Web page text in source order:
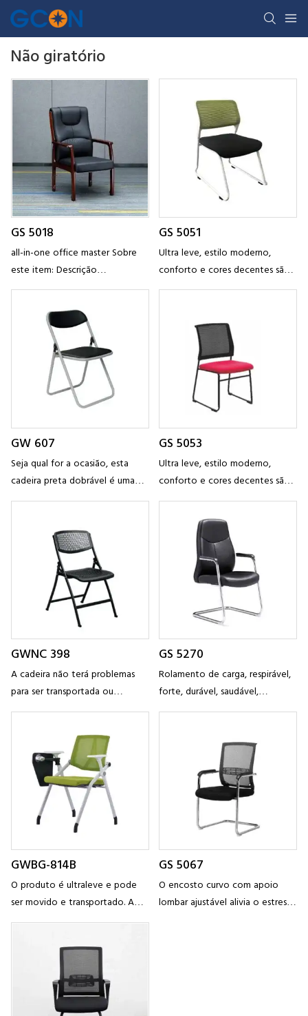
Não giratório
GS 5018
all-in-one office master Sobre
este item: Descrição
Especificações Número do
635W×715D×1020H Cor Preto &
Vermelho Noz Material da capa
GS 5051
Ultra leve, estilo moderno,
conforto e cores decentes são
as principais características da
fabricado com estofamento
com estrutura de metal forte
para escritório,
GW 607
Seja qual for a ocasião, esta
cadeira preta dobrável é uma
maravilha multifuncional. Ideal
escolas, câmaras municipais e
secretárias, é
GS 5053
Ultra leve, estilo moderno,
conforto e cores decentes são
as principais características da
cadeira acolchoada de material
fabricado com estofamento
com estrutura de metal forte
para escritório,
GWNC 398
A cadeira não terá problemas
para ser transportada ou
guardada. Eles são fáceis de
e assim por diante
GS 5270
Rolamento de carga, respirável,
forte, durável, saudável,
ecologicamente correto
GWBG-814B
O produto é ultraleve e pode
ser movido e transportado. A
cadeira pode ser facilmente
escritórios, quartos, eventos,
salões de aldeia,
GS 5067
O encosto curvo com apoio
lombar ajustável alivia o estresse